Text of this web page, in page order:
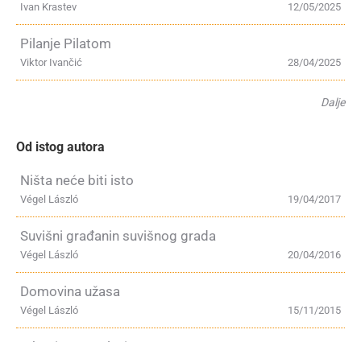
12/05/2025
Ivan Krastev
Pilanje Pilatom
28/04/2025
Viktor Ivančić
Dalje
Od istog autora
Ništa neće biti isto
19/04/2017
Végel László
Suvišni građanin suvišnog grada
20/04/2016
Végel László
Domovina užasa
15/11/2015
Végel László